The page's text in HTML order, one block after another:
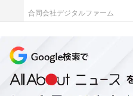
合同会社デジタルファーム